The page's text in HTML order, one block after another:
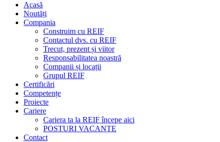
Acasă
Noutăți
Compania
Construim cu REIF
Contactul dvs. cu REIF
Trecut, prezent și viitor
Responsabilitatea noastră
Companii și locații
Grupul REIF
Certificări
Competențe
Proiecte
Cariere
Cariera ta la REIF începe aici
POSTURI VACANTE
Contact